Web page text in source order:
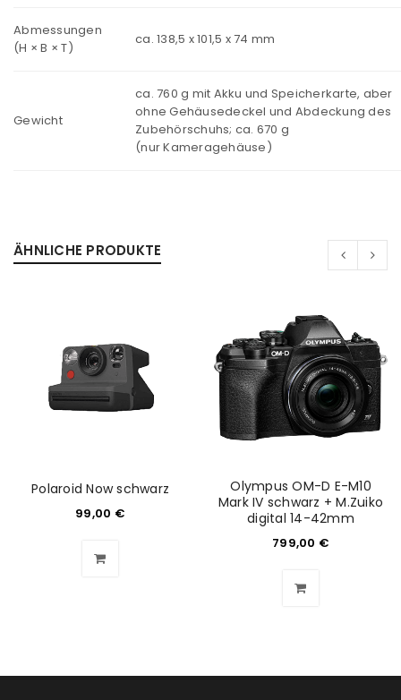
Abmessungen
(H × B × T)
ca. 138,5 x 101,5 x 74 mm
Gewicht
ca. 760 g mit Akku und Speicherkarte, aber
ohne Gehäusedeckel und Abdeckung des
Zubehörschuhs; ca. 670 g
(nur Kameragehäuse)
ÄHNLICHE PRODUKTE
Polaroid Now schwarz
99,00 €
Olympus OM-D E-M10
Mark IV schwarz + M.Zuiko
digital 14-42mm
799,00 €